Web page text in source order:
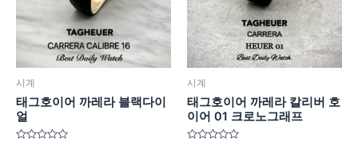
시계
태그호이어 까레라 블랙다이
얼
시계
태그호이어 까레라 칼리버 호
이어 01 크로노그래프